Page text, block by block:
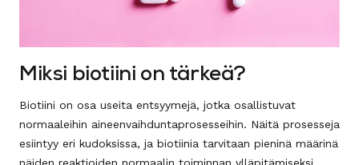
Miksi biotiini on tärkeä?
Biotiini on osa useita entsyymejä, jotka osallistuvat
normaaleihin aineenvaihduntaprosesseihin. Näitä prosesseja
esiintyy eri kudoksissa, ja biotiinia tarvitaan pieninä määrinä